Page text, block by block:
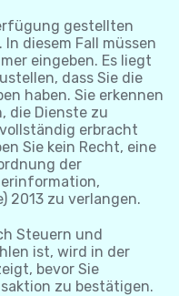
gestellten
diesem Fall müssen
eingeben. Es liegt
dass Sie die
haben. Sie erkennen
die Dienste zu
erbracht
Sie kein Recht, eine
der
2013 zu verlangen.
Steuern und
ist, wird in der
bevor Sie
zu bestätigen.